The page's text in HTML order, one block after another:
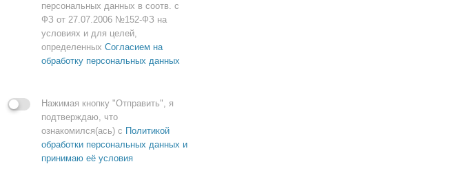
персональных данных в соотв. с
ФЗ от 27.07.2006 №152-ФЗ на
условиях и для целей,
определенных Согласием на
обработку персональных данных
Нажимая кнопку "Отправить", я
подтверждаю, что
ознакомился(ась) с Политикой
обработки персональных данных и
принимаю её условия